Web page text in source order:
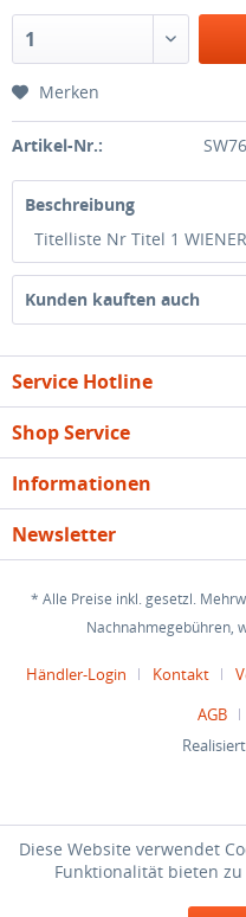
Merken
Artikel-Nr.:
Beschreibung
Titelliste Nr Titel 1 WIENER
Kunden kauften auch
Service Hotline
Shop Service
Informationen
Newsletter
* Alle Preise inkl. gesetzl.
Nachnahmegebühren,
Händler-Login Kontakt
AGB
Diese Website verwendet
Funktionalität bieten zu